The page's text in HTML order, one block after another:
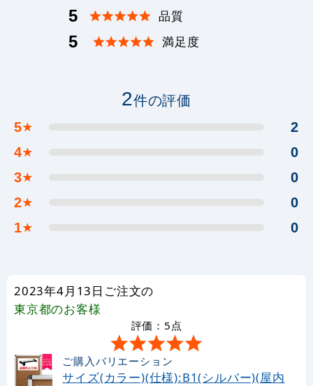
5 品質
5 満足度
2件の評価
5★
2
4★
0
3★
0
2★
0
1★ 0
2023年4月13日ご注文の
東京都のお客様
評価：5点
ご購入バリエーション
サイズ(カラー)(仕様):B1(シルバー)(屋内